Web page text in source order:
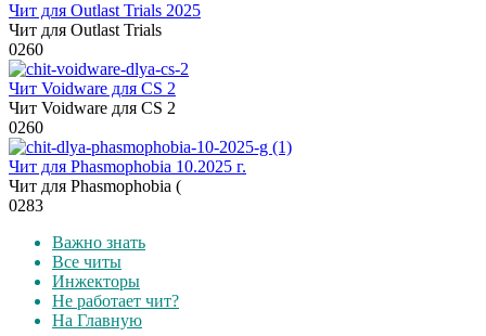
Чит для Outlast Trials 2025
Чит для Outlast Trials
0260
Чит Voidware для CS 2
Чит Voidware для CS 2
0260
Чит для Phasmophobia 10.2025 г.
Чит для Phasmophobia (
0283
Важно знать
Все читы
Инжекторы
Не работает чит?
На Главную